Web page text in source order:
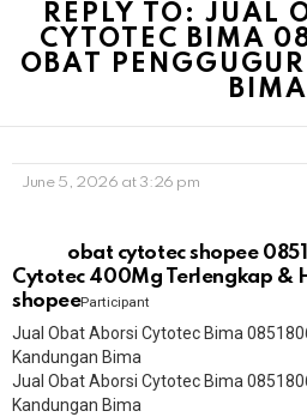
REPLY TO: JUAL
CYTOTEC BIMA
OBAT
BIMA
June 5, 2026 at 3:26 pm
obat cytotec shopee
Cytotec 400Mg Terlengkap &
shopeeParticipant
Jual Obat Aborsi Cytotec Bima
Kandungan Bima
Jual Obat Aborsi Cytotec Bima
Kandungan Bima